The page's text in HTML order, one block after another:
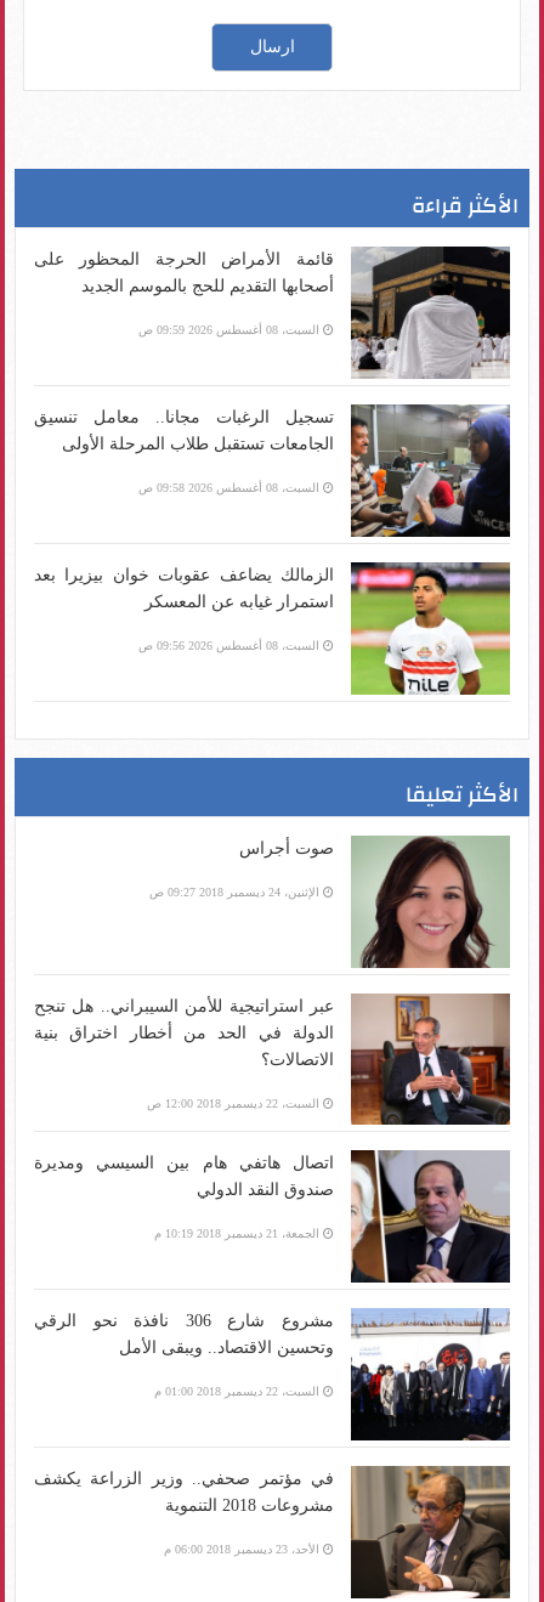
الأكثر قراءة
قائمة الأمراض الحرجة المحظور على
أصحابها التقديم للحج بالموسم الجديد
السبت، 08 أغسطس 2026 09:59 ص
تسجيل الرغبات مجانا.. معامل تنسيق
الجامعات تستقبل طلاب المرحلة الأولى
السبت، 08 أغسطس 2026 09:58 ص
الزمالك يضاعف عقوبات خوان بيزيرا بعد
استمرار غيابه عن المعسكر
السبت، 08 أغسطس 2026 09:56 ص
الأكثر تعليقا
صوت أجراس
الإثنين، 24 ديسمبر 2018 09:27 ص
عبر استراتيجية للأمن السيبراني.. هل تنجح
الدولة في الحد من أخطار اختراق بنية
الاتصالات؟
السبت، 22 ديسمبر 2018 12:00 ص
اتصال هاتفي هام بين السيسي ومديرة
صندوق النقد الدولي
الجمعة، 21 ديسمبر 2018 10:19 م
مشروع شارع 306 نافذة نحو الرقي
وتحسين الاقتصاد.. ويبقى الأمل
السبت، 22 ديسمبر 2018 01:00 م
في مؤتمر صحفي.. وزير الزراعة يكشف
مشروعات 2018 التنموية
الأحد، 23 ديسمبر 2018 06:00 م